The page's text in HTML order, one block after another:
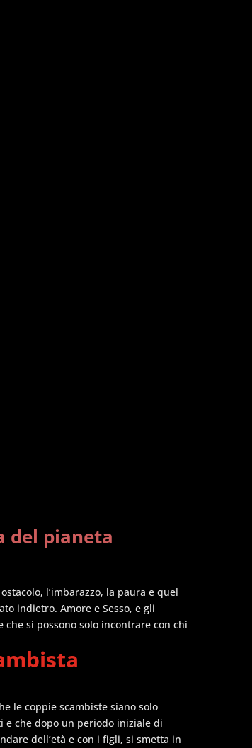
del pianeta
l’imbarazzo, la paura e quel
indietro. Amore e Sesso, e gli
si possono solo incontrare con chi
le coppie scambiste siano solo
e che dopo un periodo iniziale di
dell’età e con i figli, si smetta in